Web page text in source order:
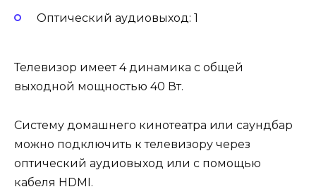
Оптический аудиовыход: 1
Телевизор имеет 4 динамика с общей
выходной мощностью 40 Вт.
Систему домашнего кинотеатра или саундбар
можно подключить к телевизору через
оптический аудиовыход или с помощью
кабеля HDMI.